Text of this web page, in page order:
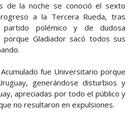
de la noche se conoció el sexto
a la Tercera Rueda, tras
polémico y de dudosa
porque Gladiador sacó todos sus
fue Universitario porque
generándose disturbios y
apreciadas por todo el público y
no resultaron en expulsiones.